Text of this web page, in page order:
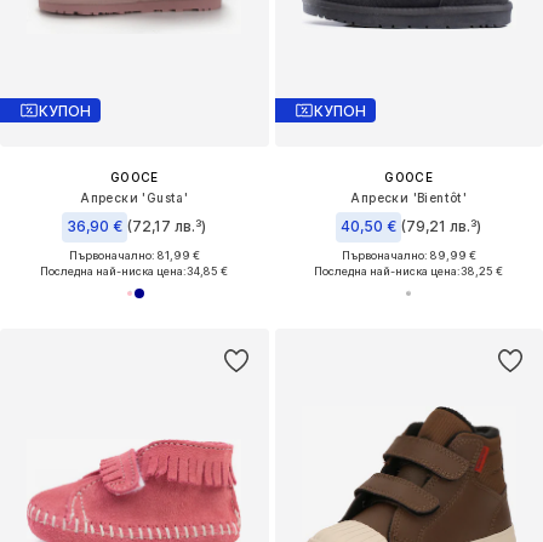
КУПОН
GOOCE
Апрески 'Gusta'
36,90 € (72,17 лв.³)
Първоначално: 81,99 €
Последна най-ниска цена:34,85 €
КУПОН
GOOCE
Апрески 'Bientôt'
40,50 € (79,21 лв.³)
Първоначално: 89,99 €
Последна най-ниска цена:38,25 €